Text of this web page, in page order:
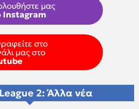
μας
Instagram
στο
μας στο
2: Άλλα νέα